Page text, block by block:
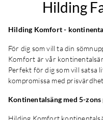
Hilding
Hilding Komfort -
För dig som vill ta din
Komfort är vår
Perfekt för dig som vill satsa
kompromissa med prisvärdhet.
Kontinentalsäng med 5-
Hilding Komfort